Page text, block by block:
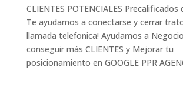
CLIENTES POTENCIALES Precalificados
Te ayudamos a conectarse y cerrar
llamada telefonica! Ayudamos a
conseguir más CLIENTES y Mejorar tu
posicionamiento en GOOGLE PPR